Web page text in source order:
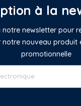
à la
newsletter pour
notre nouveau produit
promotionnelle